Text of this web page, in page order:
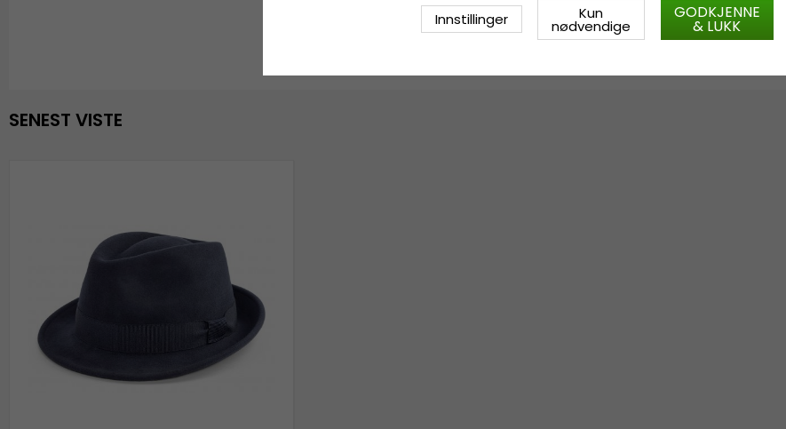
SENEST VISTE
Innstillinger Kun
nødvendige
GODKJENNE
& LUKK